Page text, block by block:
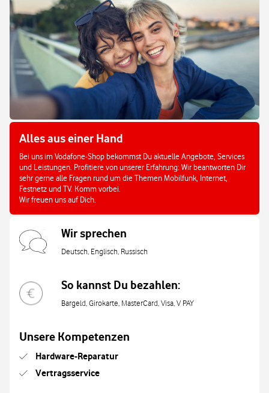
Alles aus einer Hand
Bei uns im Vodafone-Shop bekommst Du aktuelle Angebote, Services
und Leistungen. Profitiere von unserer Erfahrung: Wir beantworten Dir
sehr gerne alle Fragen rund um die Themen Mobilfunk, Internet,
Festnetz und TV. Komm vorbei.
Wir freuen uns auf Dich.
Wir sprechen
Deutsch, Englisch, Russisch
So kannst Du bezahlen:
Bargeld, Girokarte, MasterCard, Visa, V PAY
Unsere Kompetenzen
Hardware-Reparatur
Vertragsservice